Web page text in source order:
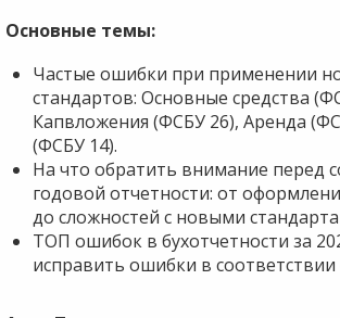
Основные темы:
Частые ошибки при применении
стандартов: Основные средства
Капвложения (ФСБУ 26), Аренда
(ФСБУ 14).
На что обратить внимание перед
годовой отчетности: от
до сложностей с новыми
ТОП ошибок в бухотчетности за
исправить ошибки в соответствии